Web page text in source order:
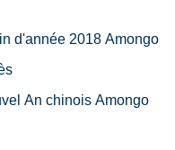
d'année 2018 Amongo
An chinois Amongo